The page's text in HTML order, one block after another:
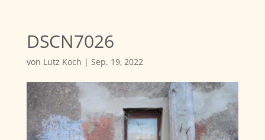
DSCN7026
von Lutz Koch | Sep. 19, 2022